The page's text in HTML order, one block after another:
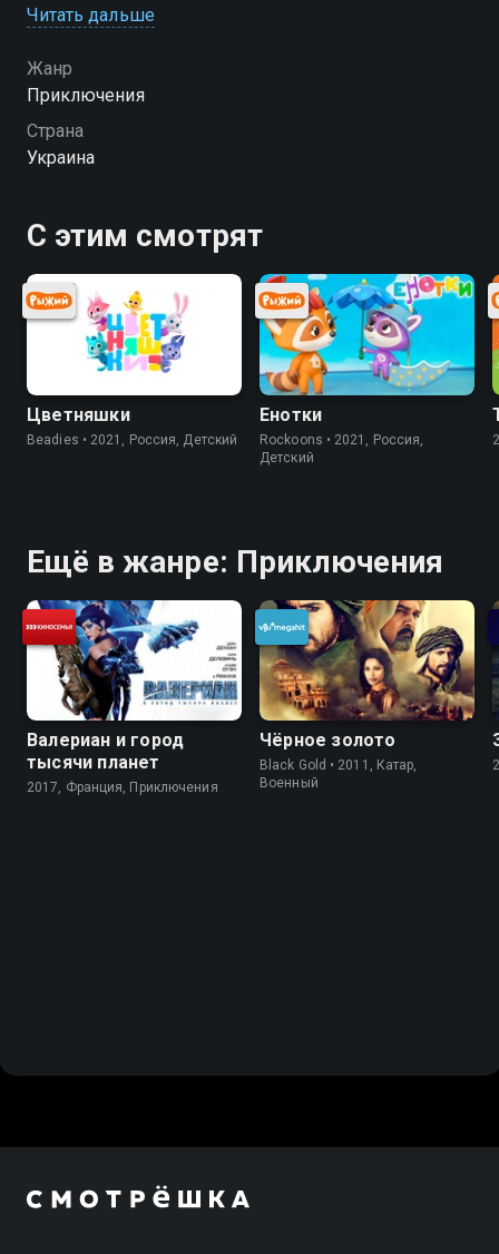
Каждый раз они находят какой-то загадочный
для себя его предназначение
Посмотреть онлайн 1 сезон сериала Эскимоска вы
можете совершенно бесплатно в хорошем HD
качестве на Смотрёшке
Читать дальше
Жанр
Приключения
Страна
Украина
С этим смотрят
Цветняшки
Beadies • 2021, Россия, Детский
Енотки
Rockoons • 2021, Россия,
Детский
Ещё в жанре: Приключения
Валериан и город
тысячи планет
2017, Франция, Приключения
Чёрное золото
Black Gold • 2011, Катар,
Военный